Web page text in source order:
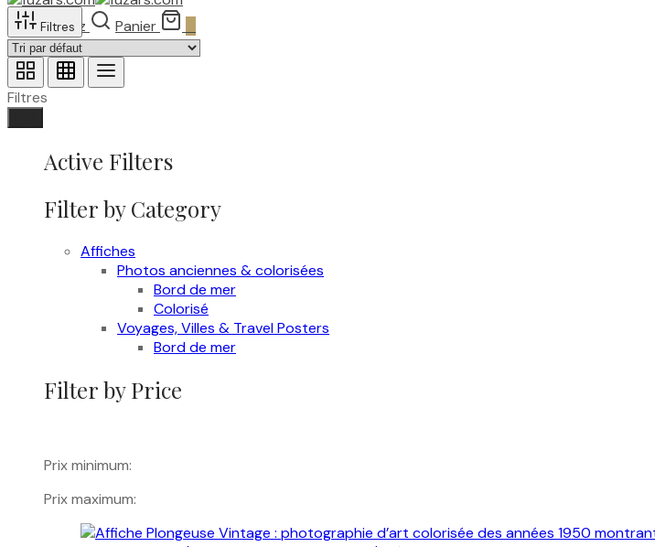
Recherchez Panier
Filtres
Filtres
Active Filters
Filter by Category
Affiches
Photos anciennes & colorisées
Bord de mer
Colorisé
Voyages, Villes & Travel Posters
Bord de mer
Filter by Price
Prix minimum:
Prix maximum: